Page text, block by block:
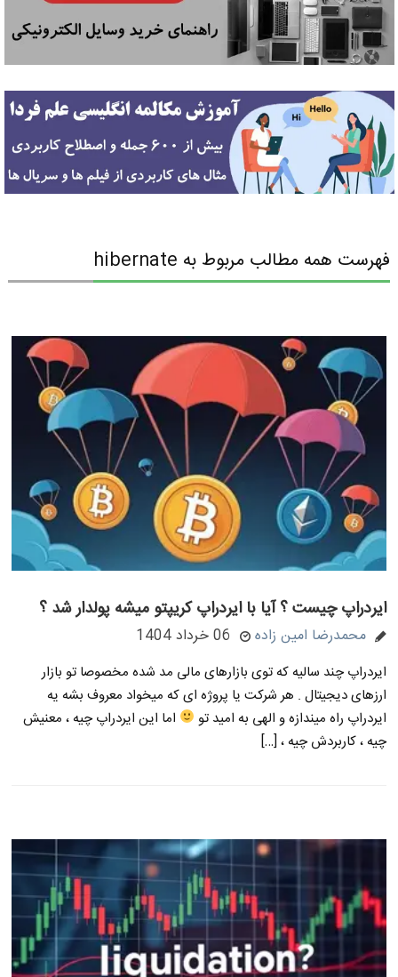
فهرست همه مطالب مربوط به hibernate
ایردراپ چیست ؟ آیا با ایردراپ کریپتو میشه پولدار شد ؟
محمدرضا امین زاده 06 خرداد 1404
ایردراپ چند سالیه که توی بازارهای مالی مد شده مخصوصا تو بازار
ارزهای دیجیتال . هر شرکت یا پروژه ای که میخواد معروف بشه یه
ایردراپ راه میندازه و الهی به امید تو
اما این ایردراپ چیه ، معنیش
چیه ، کاربردش چیه ، […]